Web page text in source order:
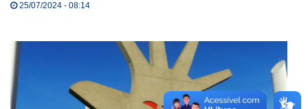
25/07/2024 - 08:14